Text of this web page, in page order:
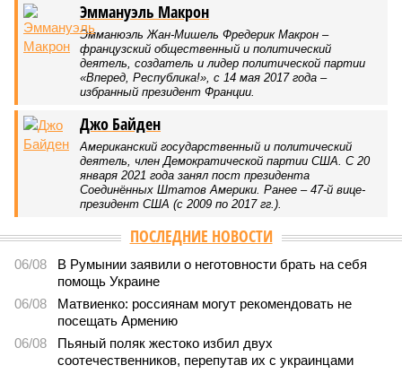
Эммануэль Макрон
Эмманюэль Жан-Мишель Фредерик Макрон –
французский общественный и политический
деятель, создатель и лидер политической партии
«Вперед, Республика!», с 14 мая 2017 года –
избранный президент Франции.
Джо Байден
Американский государственный и политический
деятель, член Демократической партии США. С 20
января 2021 года занял пост президента
Соединённых Штатов Америки. Ранее – 47-й вице-
президент США (с 2009 по 2017 гг.).
ПОСЛЕДНИЕ НОВОСТИ
06/08
В Румынии заявили о неготовности брать на себя
помощь Украине
06/08
Матвиенко: россиянам могут рекомендовать не
посещать Армению
06/08
Пьяный поляк жестоко избил двух
соотечественников, перепутав их с украинцами